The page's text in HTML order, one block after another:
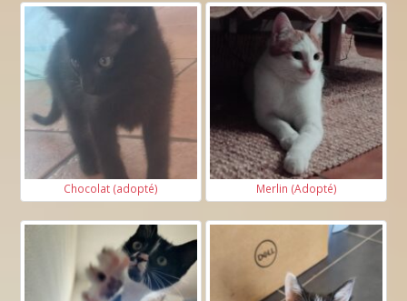
Chocolat (adopté) Merlin (Adopté)